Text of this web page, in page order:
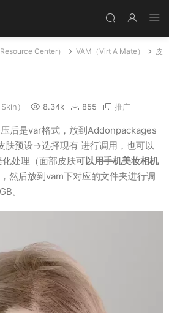
Center） VAM（Virt A Mate）
皮
） 8.34k 855 推广
后是var格式，放到Addonpackages
肤预设->选择现有 进行调用，也可以
处理（面部皮肤可以用手机美妆相机
然后放到vam下对应的文件夹进行调
。